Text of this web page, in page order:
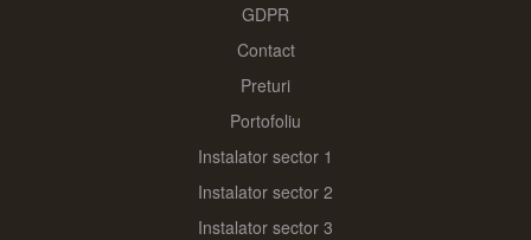
GDPR
Contact
Preturi
Portofoliu
Instalator sector 1
Instalator sector 2
Instalator sector 3